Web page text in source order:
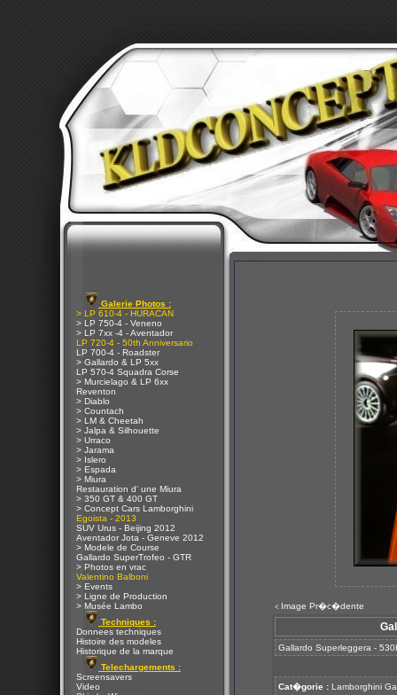
Galerie Photos :
> LP 610-4 - HURACAN
> LP 750-4 - Veneno
> LP 7xx -4 - Aventador
LP 720-4 - 50th Anniversario
LP 700-4 - Roadster
> Gallardo & LP 5xx
LP 570-4 Squadra Corse
> Murcielago & LP 6xx
Reventon
> Diablo
> Countach
> LM & Cheetah
> Jalpa & Silhouette
> Urraco
> Jarama
> Islero
> Espada
> Miura
Restauration d' une Miura
> 350 GT & 400 GT
> Concept Cars Lamborghini
Egoista - 2013
SUV Urus - Beijing 2012
Aventador Jota - Geneve 2012
> Modele de Course
Gallardo SuperTrofeo - GTR
> Photos en vrac
Valentino Balboni
> Events
> Ligne de Production
> Musée Lambo
Techniques :
Donnees techniques
Histoire des modeles
Historique de la marque
Telechargements :
Screensavers
Video
< Image Pr�c�dente
Gallardo Superleggera -
Cat�gorie : Lamborghini